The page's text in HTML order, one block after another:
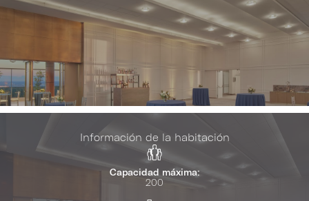
Información de la habitación
Capacidad máxima:
200